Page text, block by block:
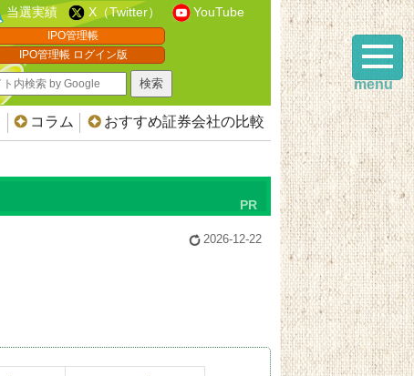
当選実績 X（Twitter） YouTube
IPO管理帳
IPO管理帳 ログイン版
コラム おすすめ証券会社の比較
2026-12-22
menu